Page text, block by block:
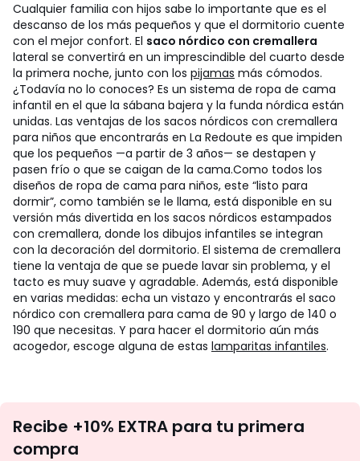
Cualquier familia con hijos sabe lo importante que es el
descanso de los más pequeños y que el dormitorio cuente
con el mejor confort. El saco nórdico con cremallera
lateral se convertirá en un imprescindible del cuarto desde
la primera noche, junto con los pijamas más cómodos.
¿Todavía no lo conoces? Es un sistema de ropa de cama
infantil en el que la sábana bajera y la funda nórdica están
unidas. Las ventajas de los sacos nórdicos con cremallera
para niños que encontrarás en La Redoute es que impiden
que los pequeños —a partir de 3 años— se destapen y
pasen frío o que se caigan de la cama.Como todos los
diseños de ropa de cama para niños, este “listo para
dormir”, como también se le llama, está disponible en su
versión más divertida en los sacos nórdicos estampados
con cremallera, donde los dibujos infantiles se integran
con la decoración del dormitorio. El sistema de cremallera
tiene la ventaja de que se puede lavar sin problema, y el
tacto es muy suave y agradable. Además, está disponible
en varias medidas: echa un vistazo y encontrarás el saco
nórdico con cremallera para cama de 90 y largo de 140 o
190 que necesitas. Y para hacer el dormitorio aún más
acogedor, escoge alguna de estas lamparitas infantiles.
te
Recibe +10% EXTRA para tu primera
compra